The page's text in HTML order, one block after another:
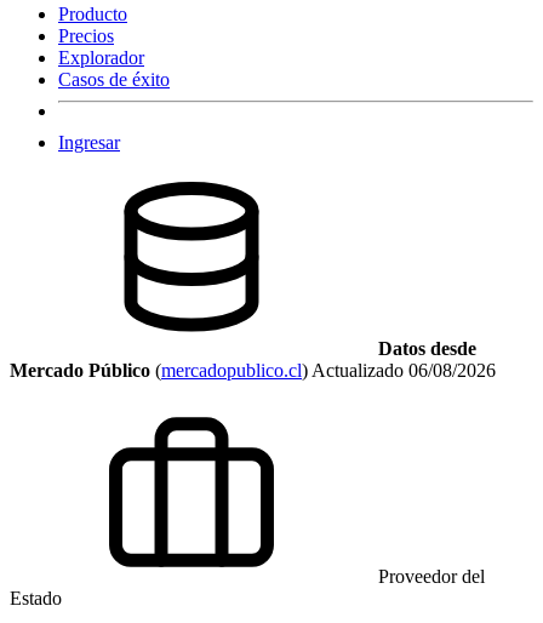
Producto
Precios
Explorador
Casos de éxito
Ingresar
Datos desde
Mercado Público (mercadopublico.cl) Actualizado 06/08/2026
Proveedor del
Estado